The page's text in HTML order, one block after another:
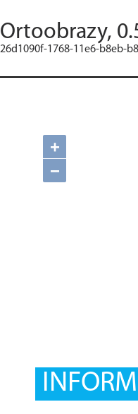
Ortoobrazy,
26d1090f-1768-11e6-b8eb-
+
−